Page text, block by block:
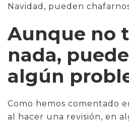
Navidad, pueden
Aunque no
nada,
algún
Como hemos comentado
al hacer una revisión, en